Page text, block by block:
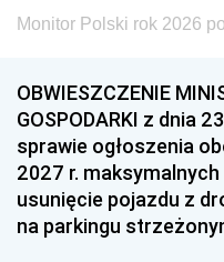
Monitor Polski rok 2026
OBWIESZCZENIE
GOSPODARKI z dnia
sprawie ogłoszenia
2027 r.
usunięcie pojazdu z
na parkingu